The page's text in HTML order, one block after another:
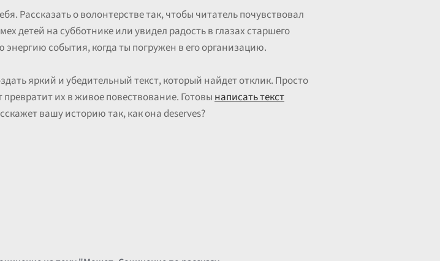
Рассказать о волонтерстве так, чтобы читатель почувствовал
детей на субботнике или увидел радость в глазах старшего
события, когда ты погружен в его организацию.
яркий и убедительный текст, который найдет отклик. Просто
их в живое повествование. Готовынаписать текст
вашу историю так, как она deserves?